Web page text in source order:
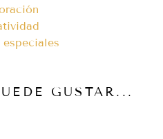
especiales
GUSTAR...